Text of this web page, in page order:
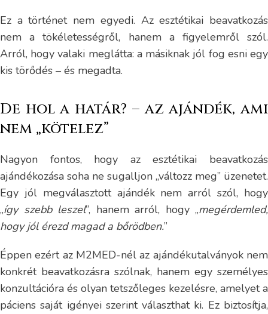
Ez a történet nem egyedi. Az esztétikai beavatkozás
nem a tökéletességről, hanem a figyelemről szól.
Arról, hogy valaki meglátta: a másiknak jól fog esni egy
kis törődés – és megadta.
De hol a határ? – az ajándék, ami
nem „kötelez”
Nagyon fontos, hogy az esztétikai beavatkozás
ajándékozása soha ne sugalljon „változz meg” üzenetet.
Egy jól megválasztott ajándék nem arról szól, hogy
„így szebb leszel”, hanem arról, hogy „megérdemled,
hogy jól érezd magad a bőrödben.”
Éppen ezért az M2MED-nél az ajándékutalványok nem
konkrét beavatkozásra szólnak, hanem egy személyes
konzultációra és olyan tetszőleges kezelésre, amelyet a
páciens saját igényei szerint választhat ki. Ez biztosítja,